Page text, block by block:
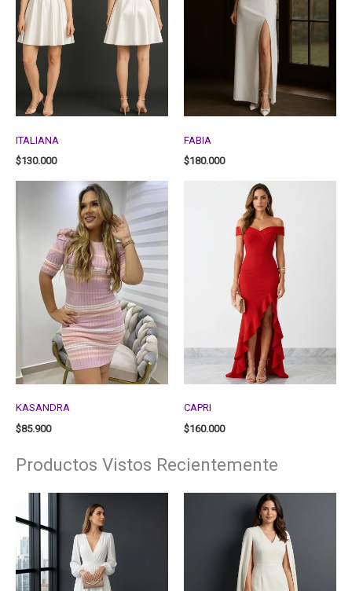
ITALIANA
$130.000
FABIA
$180.000
KASANDRA
$85.900
CAPRI
$160.000
Productos Vistos Recientemente